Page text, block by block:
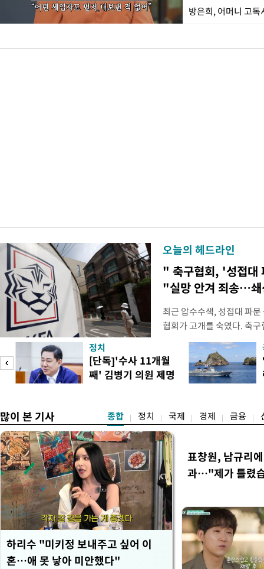
방은희, 어머니 고
오늘의 헤드라인
" 축구협회, '성접대
"실망 안겨 죄송…
최근 압수수색, 성접대 파
협회가 고개를 숙였다. 축
관계자 여러분께 드리는
다. 축구협회는 최근 2026
컵 조별리그 탈락과 관련해
회에서 질타를 받은 데 이
정치
[단독]'수사 11개월
째' 김병기 의원 제명
많이 본 기사 종합 정치 국제 경제 금융
하리수 "미키정 보내주고 싶어 이
혼…애 못 낳아 미안했다"
표창원, 남규리
과…"제가 틀렸